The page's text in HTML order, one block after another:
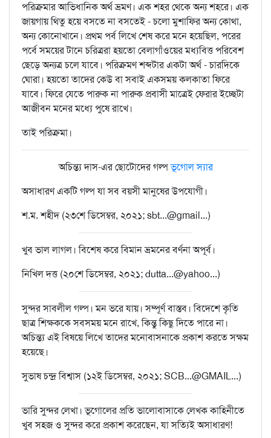
পরিক্রমার আভিধানিক অর্থ ভ্রমণ। এক শহর থেকে অন্য শহরে। এক
জায়গায় থিতু হয়ে বসতে না বসতেই - চলো মুশাফির অন্য কোথা,
অন্য কোনোখানে। প্রথম পর্ব লিখে শেষ করে মনে হয়েছিল, পরের
পর্বে সময়ের টানে চরিত্ররা হয়তো বেলাগাঁওয়ের মধ্যবিত্ত পরিবেশ
ছেড়ে অন্যত্র চলে যাবে। পরিক্রমণ শব্দটার একটা অর্থ - চারদিকে
ঘোরা। হয়তো তাদের কেউ বা সবাই একসময় কলকাতা ফিরে
যাবে। ফিরে যেতে পারুক না পারুক প্রবাসী মাত্রেই ফেরার ইচ্ছেটা
আজীবন মনের মধ্যে পুষে রাখে।
তাই পরিক্রমা।
অচিন্ত্য দাস-এর ছোটোদের গল্পভূগোল স্যার
অসাধারণ একটি গল্প যা সব বয়সী মানুষের উপযোগী।
শ.ম. শহীদ (২৩শে ডিসেম্বর, ২০২১; sbt...@gmail...)
খুব ভাল লাগল। বিশেষ করে বিমান ভ্রমনের বর্ণনা অপূর্ব।
নিখিল দত্ত (২০শে ডিসেম্বর, ২০২১; dutta...@yahoo...)
সুন্দর সাবলীল গল্প। মন ভরে যায়। সম্পূর্ণ বাস্তব। বিদেশে কৃতি
ছাত্র শিক্ষককে সবসময় মনে রাখে, কিন্তু কিছু দিতে পারে না।
অচিন্ত্য এই বিষয়ে লিখে তাদের মনোবাসনাকে প্রকাশ করতে সক্ষম
হয়েছে।
সুভাষ চন্দ্র বিশ্বাস (১২ই ডিসেম্বর, ২০২১; SCB...@GMAIL...)
ভারি সুন্দর লেখা। ভূগোলের প্রতি ভালোবাসাকে লেখক কাহিনীতে
খুব সহজ ও সুন্দর করে প্রকাশ করেছেন, যা সত্যিই অসাধারণ!